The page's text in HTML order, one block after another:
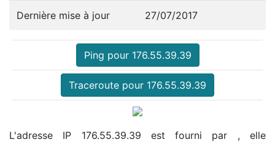
Dernière mise à jour 27/07/2017
Ping pour 176.55.39.39
Traceroute pour 176.55.39.39
L'adresse IP 176.55.39.39 est fourni par , elle